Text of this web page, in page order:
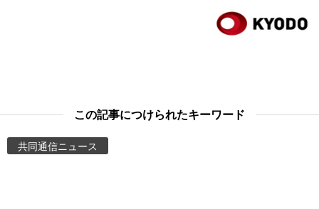
Images
この記事につけられたキーワード
共同通信ニュース